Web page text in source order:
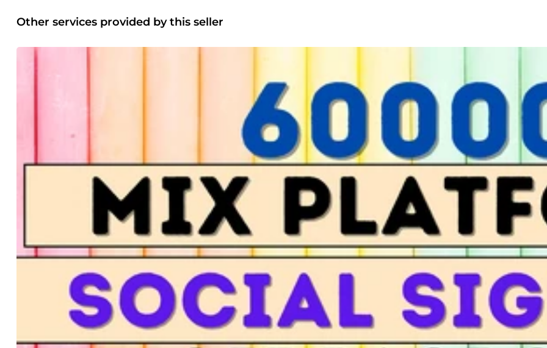
Other services provided by this seller